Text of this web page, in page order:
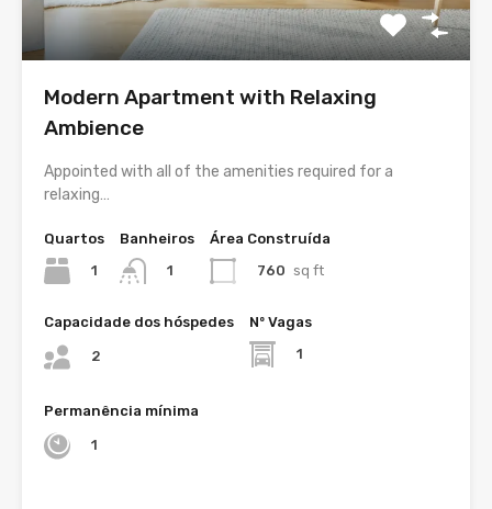
Modern Apartment with Relaxing
Ambience
Appointed with all of the amenities required for a
relaxing…
Quartos
1
Banheiros
1
Área Construída
760 sq ft
Capacidade dos hóspedes
2
Nº Vagas
1
Permanência mínima
1